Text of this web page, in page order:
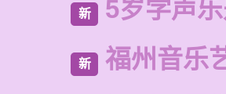
新 5岁学声
新 福州音乐